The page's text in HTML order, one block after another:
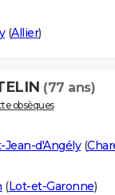
(Allier)
(77 ans)
obsèques
Jean-d'Angély(
(Lot-et-Garonne)